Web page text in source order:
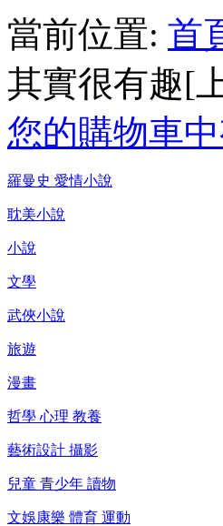
當前位置: 首
其實很有趣[
您的購物車
羅曼史 愛情小說
耽美小說
小說
文學
武俠小說
旅遊
漫畫
哲學 心理 教養
藝術設計 攝影
兒童 青少年 讀物
文娛康樂 體育 運動